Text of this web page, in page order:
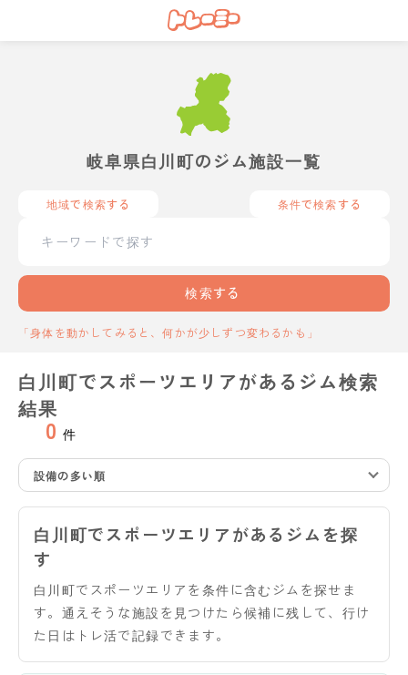
岐阜県白川町のジム施設一覧
地域で検索する 条件で検索する
検索する
「身体を動かしてみると、何かが少しずつ変わるかも」
白川町でスポーツエリアがあるジム検索
結果
0 件
設備の多い順
白川町でスポーツエリアがあるジムを探
す
白川町でスポーツエリアを条件に含むジムを探せま
す。通えそうな施設を見つけたら候補に残して、行け
た日はトレ活で記録できます。